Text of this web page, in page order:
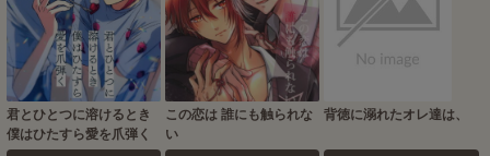
君とひとつに溶けるとき
僕はひたすら愛を爪弾く
この恋は 誰にも触られな
い
背徳に溺れたオレ達は、